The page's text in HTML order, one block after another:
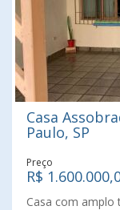
Casa
Paulo, SP
Preço
R$
Casa com amplo